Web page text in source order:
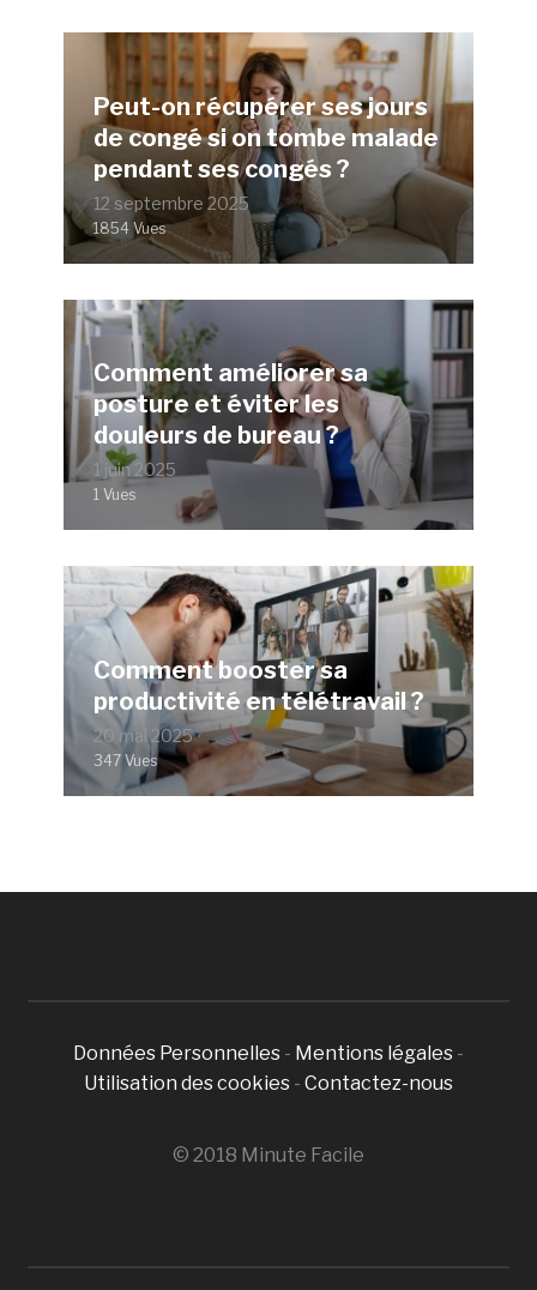
Peut-on récupérer ses jours
de congé si on tombe malade
pendant ses congés ?
12 septembre 2025
1854 Vues
Comment améliorer sa
posture et éviter les
douleurs de bureau ?
1 juin 2025
1 Vues
Comment booster sa
productivité en télétravail ?
20 mai 2025
347 Vues
Données Personnelles - Mentions légales -
Utilisation des cookies - Contactez-nous
© 2018 Minute Facile